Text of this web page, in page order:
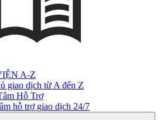
A-Z
giao dịch từ A đến Z
Hỗ Trợ
hỗ trợ giao dịch 24/7